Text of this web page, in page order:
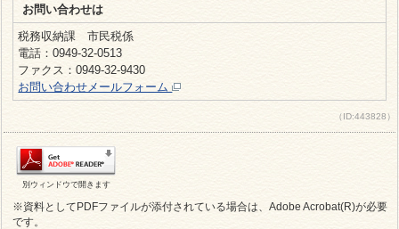
お問い合わせは
税務収納課 市民税係
電話：0949-32-0513
ファクス：0949-32-9430
お問い合わせメールフォーム
（ID:443828）
別ウィンドウで開きます
※資料としてPDFファイルが添付されている場合は、Adobe Acrobat(R)が必要
です。